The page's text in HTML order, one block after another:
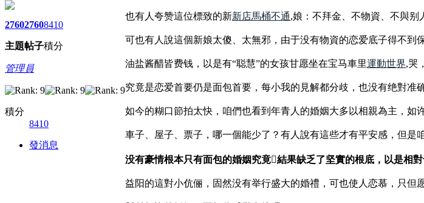
2760
主題
2760
帖子
8410
積分
管理員
積分
8410
發消息
也有人夸赞這位標致的新新店馬桶不通,娘：不拜金、不物資、不與别
可也有人說這個新娘太傻、太無邪，由于没有物資的恋爱底子得不到
油盐酱醋皆费钱，以是有“聪慧”的女孩甘愿坐在宝马車里運動世界,哭
究竟是恋爱首要仍是面包首要，每小我的見解都分歧，也没有绝對准
如今的糊口節拍太快，咱們也看到年青人的婚姻大多以相親為主，如
車子、屋子、票子，哪一個能少了？有人說有這些才有平安感，但是
没有豪情根本只有面包的婚姻究竟結果缺乏了坚實的根底，以是相
益阳的這對小伉俪，固然没有举行盛大的婚禮，可也使人恋慕，只但